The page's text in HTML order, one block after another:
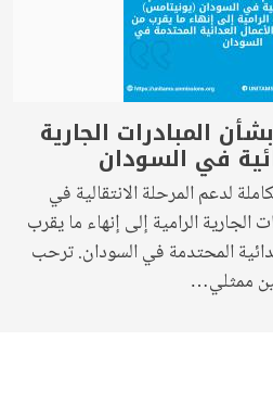
المبادرات الجارية
في السودان
لدعم المرحلة الانتقالية في
الجارية الرامية إلى إنهاء ما يقرب
المحتدمة في السودان. ترحب
ممثلي…